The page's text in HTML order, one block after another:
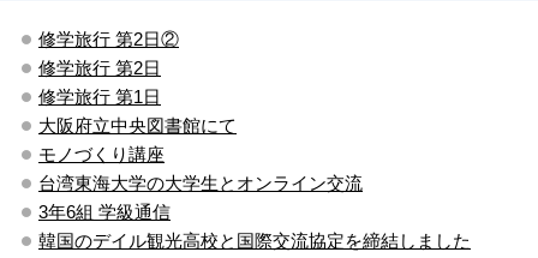
修学旅行 第2日②
修学旅行 第2日
修学旅行 第1日
大阪府立中央図書館にて
モノづくり講座
台湾東海大学の大学生とオンライン交流
3年6組 学級通信
韓国のデイル観光高校と国際交流協定を締結しました